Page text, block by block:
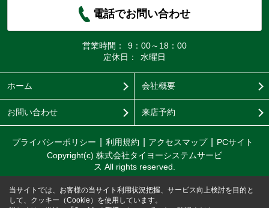
電話でお問い合わせ
営業時間：
9：00～18：00
定休日：
水曜日
ホーム 会社概要
お問い合わせ 来店予約
プライバシーポリシー 利用規約 アクセスマップ
PCサイト
Copyright(c) 株式会社タイヨーシステムサービ
ス All rights reserved.
当サイトでは、お客様の当サイト利用状況把握、サービス向上検討を目的と
して、クッキー（Cookie）を使用しています。